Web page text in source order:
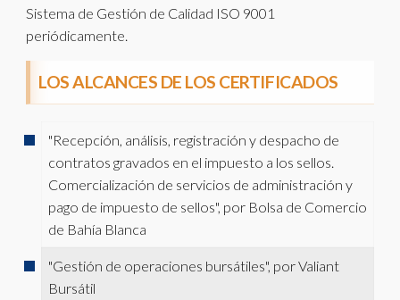
Sistema de Gestión de Calidad ISO 9001
periódicamente.
LOS ALCANCES DE LOS CERTIFICADOS
"Recepción, análisis, registración y despacho de
contratos gravados en el impuesto a los sellos.
Comercialización de servicios de administración y
pago de impuesto de sellos", por Bolsa de Comercio
de Bahía Blanca
"Gestión de operaciones bursátiles", por Valiant
Bursátil